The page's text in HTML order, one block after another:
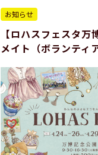
お知らせ
【ロハスフェスタ
メイト（ボランティ